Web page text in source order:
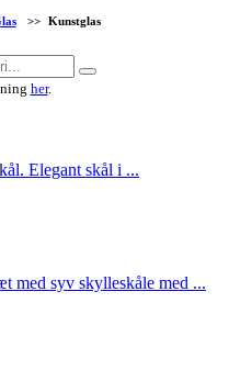
>> Kunstglas
her.
Elegant skål i ...
med syv skylleskåle med ...